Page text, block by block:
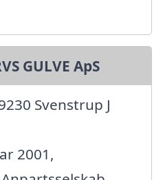
GULVE ApS
Svenstrup J
2001,